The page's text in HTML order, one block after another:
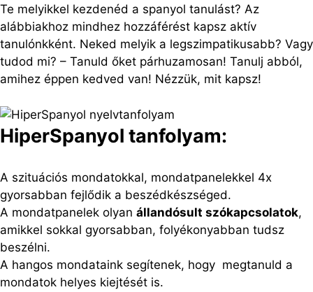
Te melyikkel kezdenéd a spanyol tanulást? Az
alábbiakhoz mindhez hozzáférést kapsz aktív
tanulónkként. Neked melyik a legszimpatikusabb? Vagy
tudod mi? – Tanuld őket párhuzamosan! Tanulj abból,
amihez éppen kedved van! Nézzük, mit kapsz!
HiperSpanyol tanfolyam:
A szituációs mondatokkal, mondatpanelekkel 4x
gyorsabban fejlődik a beszédkészséged.
A mondatpanelek olyan állandósult szókapcsolatok,
amikkel sokkal gyorsabban, folyékonyabban tudsz
beszélni.
A hangos mondataink segítenek, hogy megtanuld a
mondatok helyes kiejtését is.